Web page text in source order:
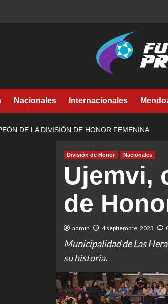
Nacionales Internacionales
DE LA DIVISIÓN DE HONOR FEMENINA
División de Honor Nacionales
Ujemvi,
de
admin 4 septiembre, 2023
Municipalidad de Las
su historia.